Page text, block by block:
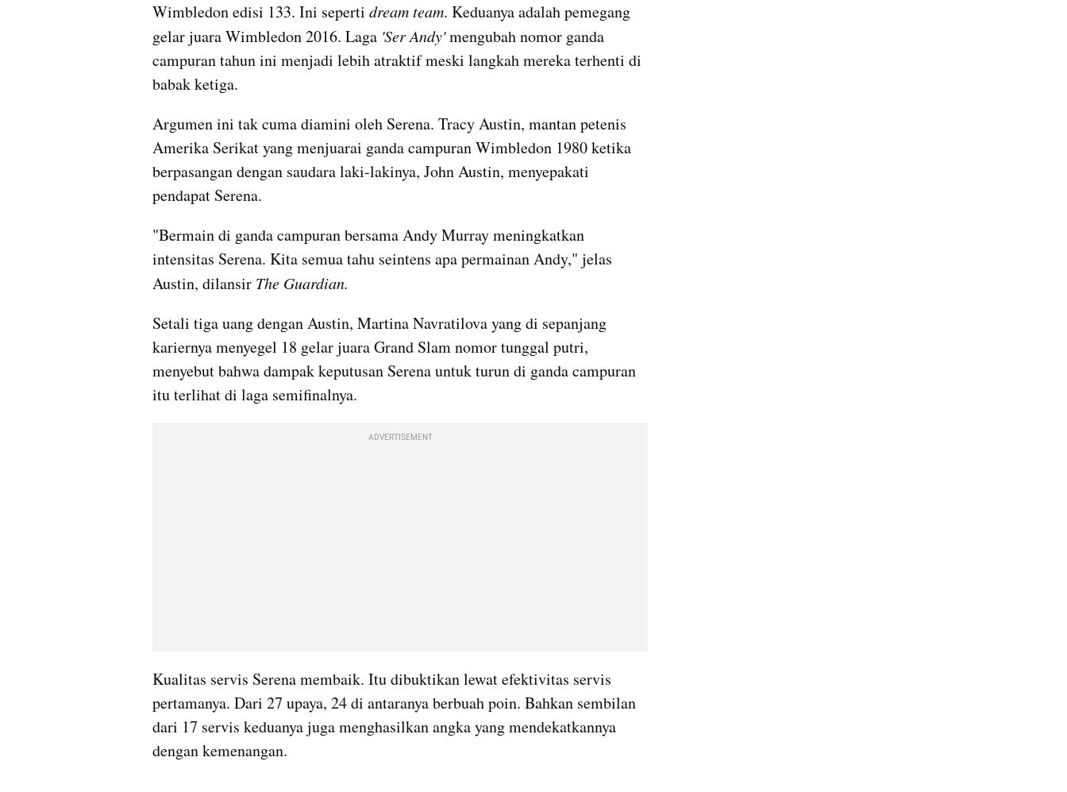
Wimbledon edisi 133. Ini seperti dream team. Keduanya adalah pemegang
gelar juara Wimbledon 2016. Laga 'Ser Andy' mengubah nomor ganda
campuran tahun ini menjadi lebih atraktif meski langkah mereka terhenti di
babak ketiga.
Argumen ini tak cuma diamini oleh Serena. Tracy Austin, mantan petenis
Amerika Serikat yang menjuarai ganda campuran Wimbledon 1980 ketika
berpasangan dengan saudara laki-lakinya, John Austin, menyepakati
pendapat Serena.
"Bermain di ganda campuran bersama Andy Murray meningkatkan
intensitas Serena. Kita semua tahu seintens apa permainan Andy," jelas
Austin, dilansir The Guardian.
Setali tiga uang dengan Austin, Martina Navratilova yang di sepanjang
kariernya menyegel 18 gelar juara Grand Slam nomor tunggal putri,
menyebut bahwa dampak keputusan Serena untuk turun di ganda campuran
itu terlihat di laga semifinalnya.
ADVERTISEMENT
Kualitas servis Serena membaik. Itu dibuktikan lewat efektivitas servis
pertamanya. Dari 27 upaya, 24 di antaranya berbuah poin. Bahkan sembilan
dari 17 servis keduanya juga menghasilkan angka yang mendekatkannya
dengan kemenangan.